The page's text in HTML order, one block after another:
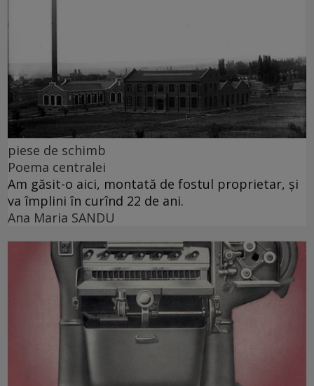
piese de schimb
Poema centralei
Am găsit-o aici, montată de fostul proprietar, și
va împlini în curînd 22 de ani.
Ana Maria SANDU